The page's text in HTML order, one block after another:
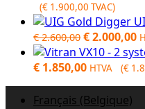
(€ 1.900,00 TVAC)
€2.600,00 Original
price
was:
€2.000,00
€ 1.850,00 HTVA (€
Français (Belgique)